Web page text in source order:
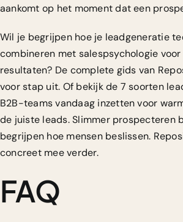
aankomt op het moment dat een
Wil je begrijpen hoe je leadgeneratie
combineren met salespsychologie voor
resultaten? De complete gids van
voor stap uit. Of bekijk de 7 soorten
B2B-teams vandaag inzetten voor
de juiste leads. Slimmer prospecteren
begrijpen hoe mensen beslissen.
concreet mee verder.
FAQ